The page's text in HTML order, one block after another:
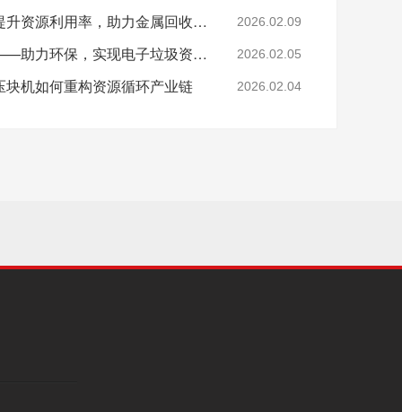
恩派特钢屑压块机——提升资源利用率，助力金属回收产业升级！ 2026.02.09
恩派特电子垃圾破碎机——助力环保，实现电子垃圾资源化关键利器！ 2026.02.05
机如何重构资源循环产业链 2026.02.04